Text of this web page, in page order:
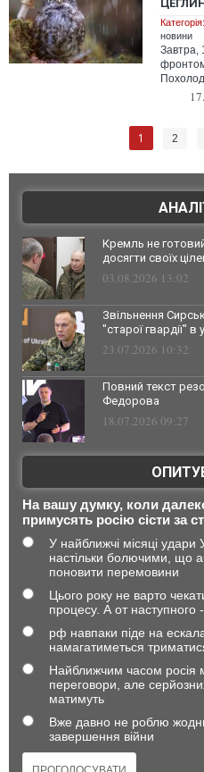
Категорія:
новини
Завтра,
фронтом
1 2
Кремль не
досягти своїх
03.08.2026 13:02
Звільнення
"старої гвардії" в
23.07.2026 10:32
Повний текст
Федорова
18.07.2026 09:27
На вашу думку, коли
примусять росію сісти за
У найближчі місяці удари
настільки болючими, що
поновити перемовини
Цього року не варто
процесу. А от наступного
рф навпаки піде на
намагатиметься
Найближчим часом росія
переговори, але
матимуть
Вже давно не роблю
завершення війни